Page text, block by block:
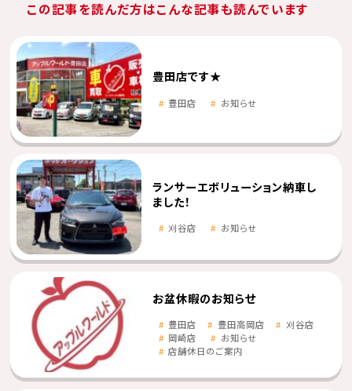
この記事を読んだ方はこんな記事も読んでいます
豊田店です★
豊田店 お知らせ
ランサーエボリューション納車し
ました！
刈谷店 お知らせ
お盆休暇のお知らせ
豊田店 豊田高岡店
刈谷店
岡崎店
お知らせ
店舗休日のご案内